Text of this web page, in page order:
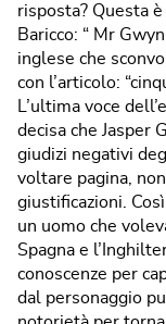
risposta? Questa
Baricco: “ Mr
inglese che
con l’articolo:
L’ultima voce
decisa che Jasper
giudizi negativi
voltare pagina,
giustificazioni.
un uomo che
Spagna e
conoscenze per
dal personaggio